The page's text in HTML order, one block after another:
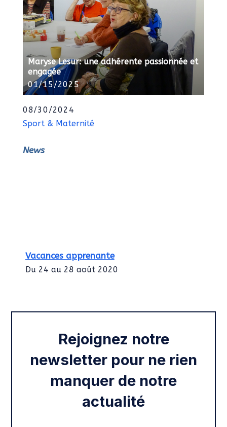
Maryse Lesur: une adhérente passionnée et
engagée
01/15/2025
08/30/2024
Sport & Maternité
News
Vacances apprenante
Du 24 au 28 août 2020
Rejoignez notre
newsletter pour ne rien
manquer de notre
actualité